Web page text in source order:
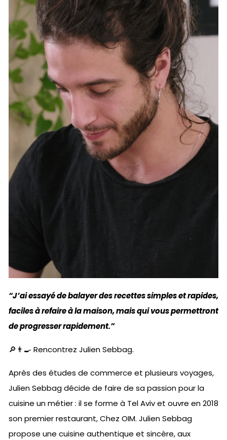
“J’ai essayé de balayer des recettes simples et rapides,
faciles à refaire à la maison, mais qui vous permettront
de progresser rapidement.”
🔎👨‍🍳 Rencontrez Julien Sebbag.
Après des études de commerce et plusieurs voyages,
Julien Sebbag décide de faire de sa passion pour la
cuisine un métier : il se forme à Tel Aviv et ouvre en 2018
son premier restaurant, Chez OIM. Julien Sebbag
propose une cuisine authentique et sincère, aux